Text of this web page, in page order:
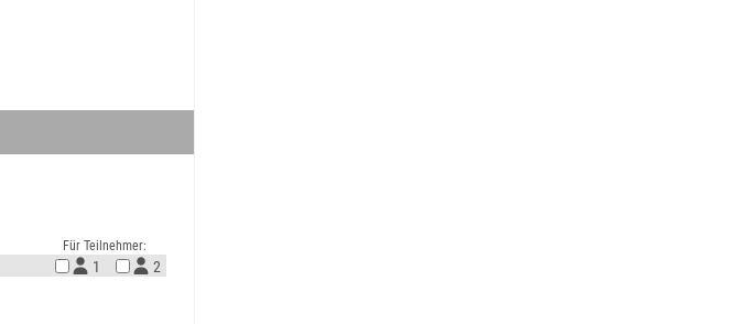
Für Teilnehmer:
1 2